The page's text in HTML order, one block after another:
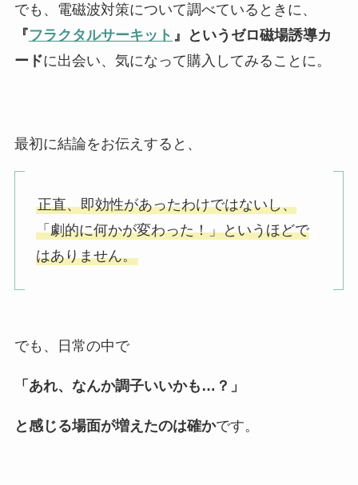
でも、電磁波対策について調べているときに、
『フラクタルサーキット 』というゼロ磁場誘導カ
ードに出会い、気になって購入してみることに。
最初に結論をお伝えすると、
正直、即効性があったわけではないし、
「劇的に何かが変わった！」というほどで
はありません。
でも、日常の中で
「あれ、なんか調子いいかも…？」
と感じる場面が増えたのは確かです。